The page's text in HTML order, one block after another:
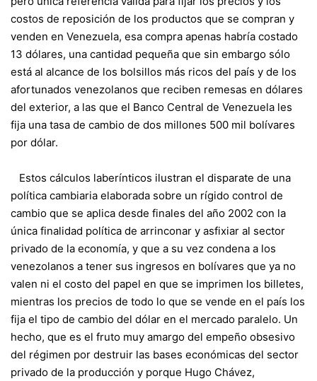
costos de reposición de los productos que se compran y
venden en Venezuela, esa compra apenas habría costado
13 dólares, una cantidad pequeña que sin embargo sólo
está al alcance de los bolsillos más ricos del país y de los
afortunados venezolanos que reciben remesas en dólares
del exterior, a las que el Banco Central de Venezuela les
fija una tasa de cambio de dos millones 500 mil bolívares
por dólar.
Estos cálculos laberínticos ilustran el disparate de una
política cambiaria elaborada sobre un rígido control de
cambio que se aplica desde finales del año 2002 con la
única finalidad política de arrinconar y asfixiar al sector
privado de la economía, y que a su vez condena a los
venezolanos a tener sus ingresos en bolívares que ya no
valen ni el costo del papel en que se imprimen los billetes,
mientras los precios de todo lo que se vende en el país los
fija el tipo de cambio del dólar en el mercado paralelo. Un
hecho, que es el fruto muy amargo del empeño obsesivo
del régimen por destruir las bases económicas del sector
privado de la producción y porque Hugo Chávez,